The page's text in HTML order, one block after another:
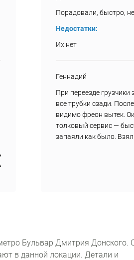
Порадовали, быстро,
Недостатки:
Их нет
Геннадий
При переезде
все трубки сзади.
видимо фреон вытек.
толковый сервис —
запаяли как было.
Бульвар Дмитрия Донского.
в данной локации. Детали и